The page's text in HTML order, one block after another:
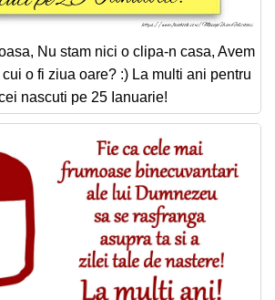
Nu stam nici o clipa-n casa, Avem
o fi ziua oare? :) La multi ani pentru
nascuti pe 25 Ianuarie!